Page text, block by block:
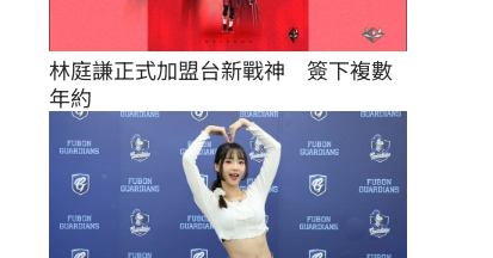
林庭謙正式加盟台新戰神　簽下複數
年約